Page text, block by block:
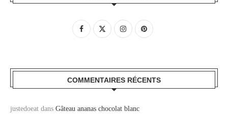
COMMENTAIRES RÉCENTS
justedoeat dans Gâteau ananas chocolat blanc